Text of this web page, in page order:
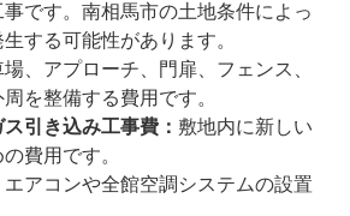
です。南相馬市の土地条件によっ
する可能性があります。
、アプローチ、門扉、フェンス、
を整備する費用です。
引き込み工事費： 敷地内に新しい
費用です。
エアコンや全館空調システムの設置